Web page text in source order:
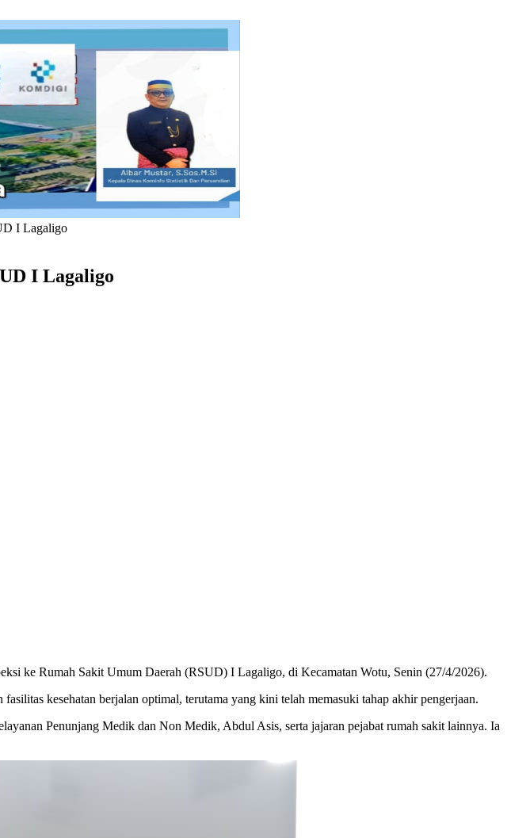
I Lagaligo
I Lagaligo
ke Rumah Sakit Umum Daerah (RSUD) I Lagaligo, di Kecamatan Wotu, Senin (27/4/2026).
kesehatan berjalan optimal, terutama yang kini telah memasuki tahap akhir pengerjaan.
Penunjang Medik dan Non Medik, Abdul Asis, serta jajaran pejabat rumah sakit lainnya. Ia